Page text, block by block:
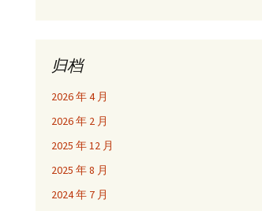
归档
2026 年 4 月
2026 年 2 月
2025 年 12 月
2025 年 8 月
2024 年 7 月